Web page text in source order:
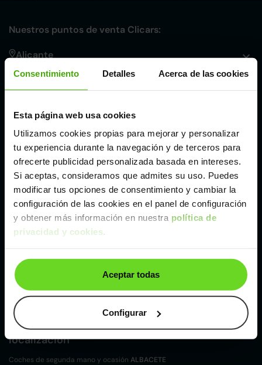
Consentimiento Detalles Acerca de las cookies
Esta página web usa cookies
Utilizamos cookies propias para mejorar y personalizar
tu experiencia durante la navegación y de terceros para
ofrecerte publicidad personalizada basada en intereses.
Si aceptas, consideramos que admites su uso. Puedes
modificar tus opciones de consentimiento y cambiar la
configuración de las cookies en el panel de configuración
y obtener más información en nuestra política de
privacidad y cookies.
Aceptar todas
Configurar
Nuestros puntos de venta Clicars:
Alicante
Córdoba
Málaga
Valencia
Zaragoza
Ver Peugeot 5008 de segunda mano y ocasión
Peugeot 5008 de segunda mano y ocasión
Coches desegunda mano y ocasión por
localización
Coches de segunda mano y ocasión ALBACETE